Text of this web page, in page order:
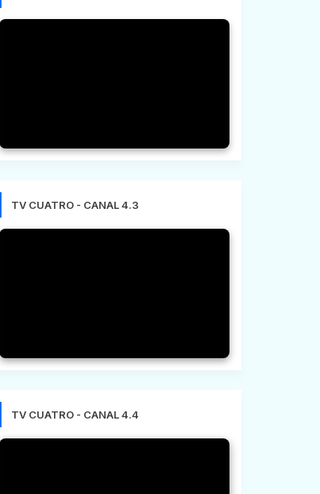
TV CUATRO - CANAL 4.3
TV CUATRO - CANAL 4.4